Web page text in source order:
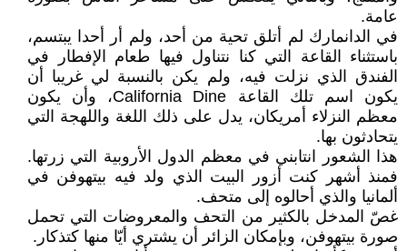
عامة.
في الدانمارك لم أتلق تحية من أحد، ولم أر أحدا يبتسم،
باستثناء القاعة التي كنا نتناول فيها طعام الإفطار في
الفندق الذي نزلت فيه، ولم يكن بالنسبة لي غريبا أن
يكون اسم تلك القاعة California Dine، وأن يكون
معظم النزلاء أمريكان، يدل على ذلك اللغة واللهجة التي
يتحادثون بها.
هذا الشعور انتابني في معظم الدول الأروبية التي زرتها.
فمنذ أشهر كنت أزور البيت الذي ولد فيه بيتهوفن في
ألمانيا والذي أحالوه إلى متحف.
غصّ المدخل بالكثير من التحف والمعروضات التي تحمل
صورة بيتهوفن، وبإمكان الزائر أن يشتري أيّا منها كتذكار.